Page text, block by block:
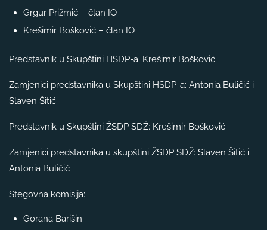
Grgur Prižmić – član IO
Krešimir Bošković – član IO
Predstavnik u Skupštini HSDP-a: Krešimir Bošković
Zamjenici predstavnika u Skupštini HSDP-a: Antonia Buličić i
Slaven Šitić
Predstavnik u Skupštini ŽSDP SDŽ: Krešimir Bošković
Zamjenici predstavnika u skupštini ŽSDP SDŽ: Slaven Šitić i
Antonia Buličić
Stegovna komisija:
Gorana Barišin